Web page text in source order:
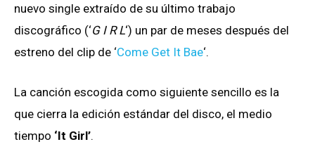
nuevo single extraído de su último trabajo
discográfico (‘G I R L‘) un par de meses después del
estreno del clip de ‘Come Get It Bae‘.
La canción escogida como siguiente sencillo es la
que cierra la edición estándar del disco, el medio
tiempo ‘It Girl’.